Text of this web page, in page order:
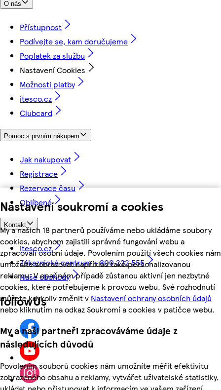
Nastavení soukromí a cookies
My a našich 18 partnerů používáme nebo ukládáme soubory
cookies, abychom zajistili správné fungování webu a
zpracovali osobní údaje. Povolením použití všech cookies nám
umožníte zobrazovat například také personalizovanou
reklamu. V opačném případě zůstanou aktivní jen nezbytné
cookies, které potřebujeme k provozu webu. Své rozhodnutí
můžete kdykoliv změnit v Nastavení ochrany osobních údajů
nebo kliknutím na odkaz Soukromí a cookies v patičce webu.
My a naši partneři zpracováváme údaje z
následujících důvodů
Povolením souborů cookies nám umožníte měřit efektivitu
zobrazeného obsahu a reklamy, vytvářet uživatelské statistiky,
O nás
Přístupnost
Podívejte se, kam doručujeme
Poplatek za službu
Nastavení Cookies
Možnosti platby
itesco.cz
Clubcard
Pomoc s prvním nákupem
Jak nakupovat
Registrace
Rezervace času
Oblíbené
Kontakt
itesco.cz
Zákaznické centrum - 800 222 555
Naše obchody
followUs